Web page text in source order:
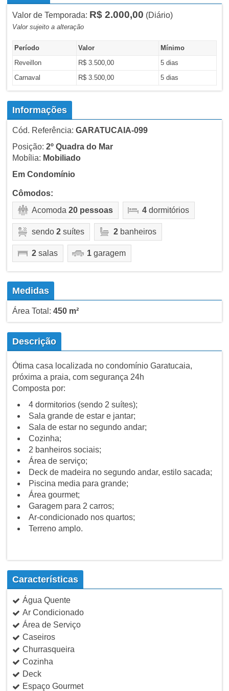
Valor de Temporada: R$ 2.000,00 (Diário)
Valor sujeito a alteração
Período Valor
Mínimo
Reveillon
R$ 3.500,00
5 dias
Carnaval
R$ 3.500,00 5 dias
Informações
Cód. Referência: GARATUCAIA-099
Posição: 2º Quadra do Mar
Mobília: Mobiliado
Em Condomínio
Cômodos:
Acomoda 20 pessoas 4dormitórios
sendo 2suítes 2banheiros
2salas 1garagem
Medidas
Área Total: 450 m²
Descrição
Ótima casa localizada no condomínio Garatucaia,
próxima a praia, com segurança 24h
Composta por:
4 dormitorios (sendo 2 suítes);
Sala grande de estar e jantar;
Sala de estar no segundo andar;
Cozinha;
2 banheiros sociais;
Área de serviço;
Deck de madeira no segundo andar, estilo sacada;
Piscina media para grande;
Área gourmet;
Garagem para 2 carros;
Ar-condicionado nos quartos;
Terreno amplo.
Características
Água Quente
Ar Condicionado
Área de Serviço
Caseiros
Churrasqueira
Cozinha
Deck
Espaço Gourmet